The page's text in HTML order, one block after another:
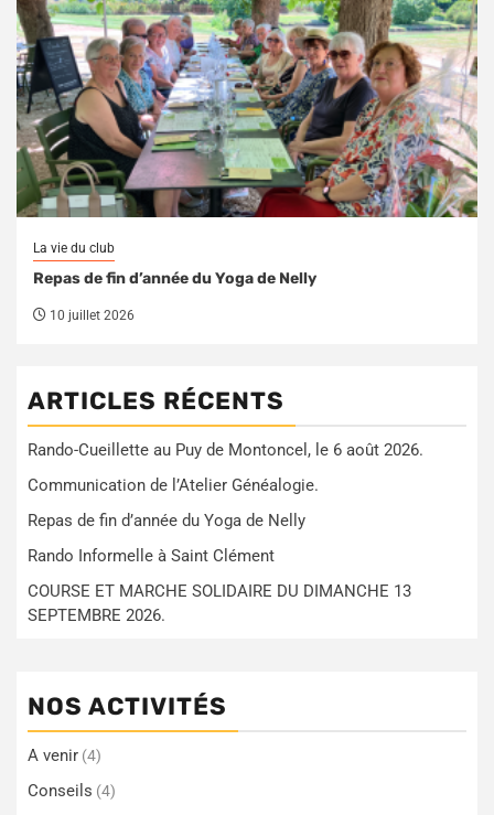
La vie du club
Repas de fin d’année du Yoga de Nelly
10 juillet 2026
ARTICLES RÉCENTS
Rando-Cueillette au Puy de Montoncel, le 6 août 2026.
Communication de l’Atelier Généalogie.
Repas de fin d’année du Yoga de Nelly
Rando Informelle à Saint Clément
COURSE ET MARCHE SOLIDAIRE DU DIMANCHE 13
SEPTEMBRE 2026.
NOS ACTIVITÉS
A venir (4)
Conseils (4)